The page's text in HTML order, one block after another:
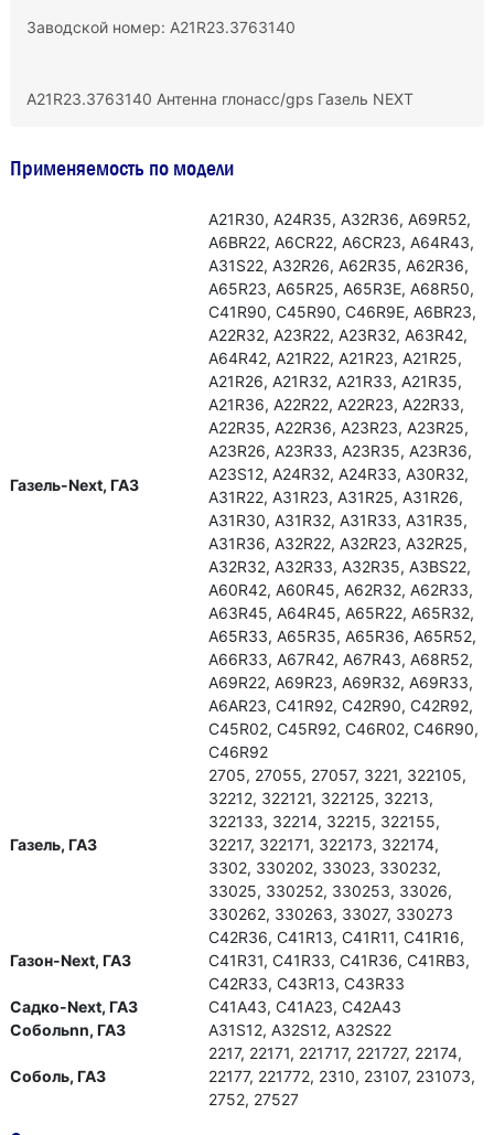
Заводской номер: А21R23.3763140
А21R23.3763140 Антенна глонасс/gрs Газель NEXT
Применяемость по модели
Газель-Next, ГАЗ
А21R30, А24R35, А32R36, А69R52,
А6ВR22, А6СR22, А6СR23, А64R43,
А31S22, А32R26, А62R35, А62R36,
А65R23, А65R25, А65R3Е, А68R50,
С41R90, С45R90, С46R9Е, А6ВR23,
А22R32, А23R22, А23R32, А63R42,
А64R42, А21R22, А21R23, А21R25,
А21R26, А21R32, А21R33, А21R35,
А21R36, А22R22, А22R23, А22R33,
А22R35, А22R36, А23R23, А23R25,
А23R26, А23R33, А23R35, А23R36,
А23S12, А24R32, А24R33, А30R32,
А31R22, А31R23, А31R25, А31R26,
А31R30, А31R32, А31R33, А31R35,
А31R36, А32R22, А32R23, А32R25,
А32R32, А32R33, А32R35, А3ВS22,
А60R42, А60R45, А62R32, А62R33,
А63R45, А64R45, А65R22, А65R32,
А65R33, А65R35, А65R36, А65R52,
А66R33, А67R42, А67R43, А68R52,
А69R22, А69R23, А69R32, А69R33,
А6АR23, С41R92, С42R90, С42R92,
С45R02, С45R92, С46R02, С46R90,
С46R92
Газель, ГАЗ
2705, 27055, 27057, 3221, 322105,
32212, 322121, 322125, 32213,
322133, 32214, 32215, 322155,
32217, 322171, 322173, 322174,
3302, 330202, 33023, 330232,
33025, 330252, 330253, 33026,
330262, 330263, 33027, 330273
Газон-Next, ГАЗ
С42R36, C41R13, С41R11, С41R16,
С41R31, С41R33, С41R36, С41RВ3,
С42R33, С43R13, С43R33
Садко-Next, ГАЗ
С41А43, С41А23, С42А43
Собольnn, ГАЗ
А31S12, А32S12, А32S22
Соболь, ГАЗ
2217, 22171, 221717, 221727, 22174,
22177, 221772, 2310, 23107, 231073,
2752, 27527